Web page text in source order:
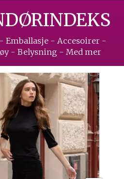
- Accesoirer -
- Belysning - Med mer